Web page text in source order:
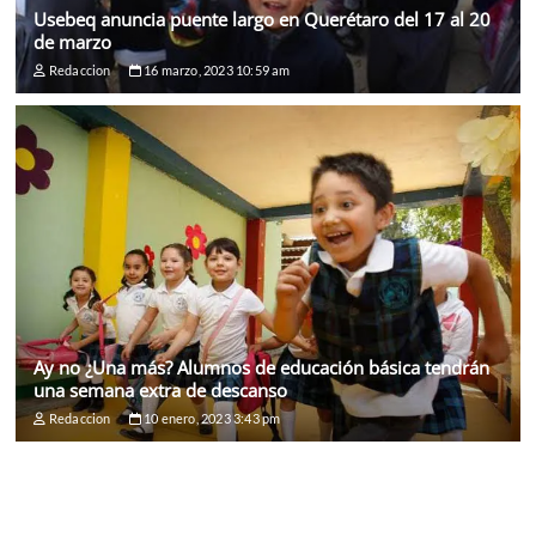
Usebeq anuncia puente largo en Querétaro del 17 al 20
de marzo
Redaccion 16 marzo, 2023 10:59 am
Ay no ¿Una más? Alumnos de educación básica tendrán
una semana extra de descanso
Redaccion 10 enero, 2023 3:43 pm